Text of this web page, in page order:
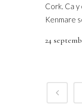
Cork. Ca
Kenmare
24